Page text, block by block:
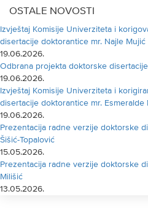
OSTALE NOVOSTI
Izvještaj Komisije Univerziteta i
disertacije doktorantice mr. Najle Mujić
19.06.2026.
Odbrana projekta doktorske
19.06.2026.
Izvještaj Komisije Univerziteta i
disertacije doktorantice mr. Esmeralde
19.06.2026.
Prezentacija radne verzije doktorske
Šišić-Topalović
15.05.2026.
Prezentacija radne verzije doktorske
Milišić
13.05.2026.